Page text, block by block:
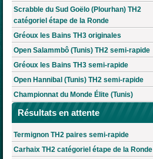
Scrabble du Sud Goëlo (Plourhan) TH2
catégoriel étape de la Ronde
Gréoux les Bains TH3 originales
Open Salammbô (Tunis) TH2 semi-rapide
Gréoux les Bains TH3 semi-rapide
Open Hannibal (Tunis) TH2 semi-rapide
Championnat du Monde Élite (Tunis)
Résultats en attente
Termignon TH2 paires semi-rapide
Carhaix TH2 catégoriel étape de la Ronde